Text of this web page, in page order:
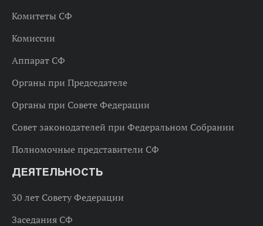
Комитеты СФ
Комиссии
Аппарат СФ
Органы при Председателе
Органы при Совете Федерации
Совет законодателей при Федеральном Собрании
Полномочные представители СФ
ДЕЯТЕЛЬНОСТЬ
30 лет Совету Федерации
Заседания СФ